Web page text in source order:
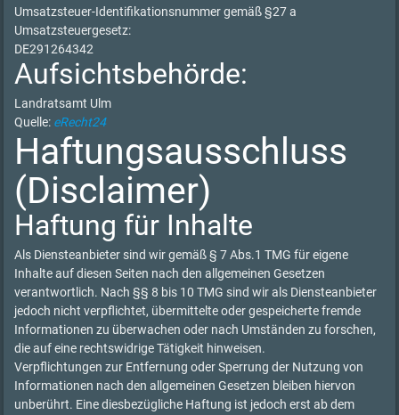
Umsatzsteuer-Identifikationsnummer gemäß §27 a
Umsatzsteuergesetz:
DE291264342
Aufsichtsbehörde:
Landratsamt Ulm
Quelle: eRecht24
Haftungsausschluss
(Disclaimer)
Haftung für Inhalte
Als Diensteanbieter sind wir gemäß § 7 Abs.1 TMG für eigene
Inhalte auf diesen Seiten nach den allgemeinen Gesetzen
verantwortlich. Nach §§ 8 bis 10 TMG sind wir als Diensteanbieter
jedoch nicht verpflichtet, übermittelte oder gespeicherte fremde
Informationen zu überwachen oder nach Umständen zu forschen,
die auf eine rechtswidrige Tätigkeit hinweisen.
Verpflichtungen zur Entfernung oder Sperrung der Nutzung von
Informationen nach den allgemeinen Gesetzen bleiben hiervon
unberührt. Eine diesbezügliche Haftung ist jedoch erst ab dem